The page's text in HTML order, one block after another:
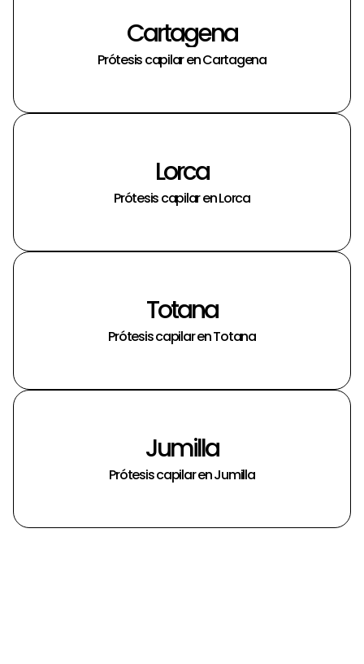
Cartagena
Prótesis capilar en Cartagena
Lorca
Prótesis capilar en Lorca
Totana
Prótesis capilar en Totana
Jumilla
Prótesis capilar en Jumilla